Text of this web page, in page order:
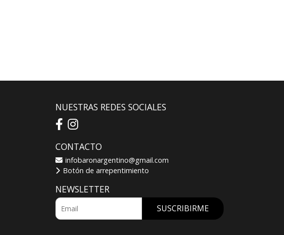
NUESTRAS REDES SOCIALES
CONTACTO
infobaronargentino@gmail.com
Botón de arrepentimiento
NEWSLETTER
SUSCRIBIRME